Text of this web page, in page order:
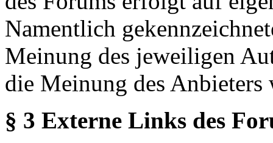
Namentlich
Meinung des jeweiligen
die Meinung des Anbieters
§ 3 Externe Links des